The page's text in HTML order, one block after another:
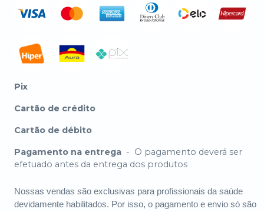
Pix
Cartão de crédito
Cartão de débito
Pagamento na entrega - O pagamento deverá ser
efetuado antes da entrega dos produtos
Nossas vendas são exclusivas para profissionais da saúde
devidamente habilitados. Por isso, o pagamento e envio só são